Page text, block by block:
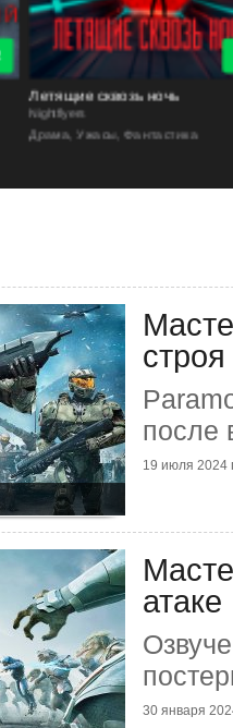
Летящие сквозь ночь
Nightflyers
Драма, Ужасы, Фантастика
строя
после
19 июля 2024
30 января